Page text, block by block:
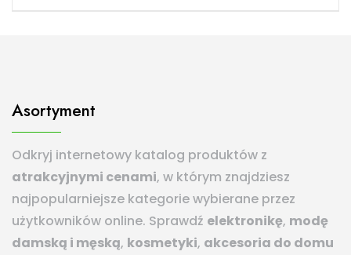
Asortyment
Odkryj internetowy katalog produktów z
atrakcyjnymi cenami, w którym znajdziesz
najpopularniejsze kategorie wybierane przez
użytkowników online. Sprawdź elektronikę, modę
damską i męską, kosmetyki, akcesoria do domu